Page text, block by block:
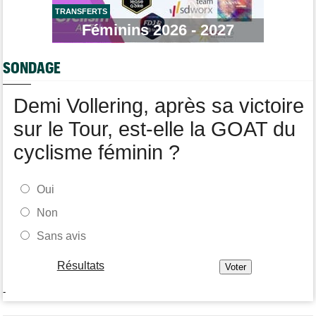
Les prochains défis de Pogi ? L'insatiable Tadej Pogacar...
Transfert
Lotto-Intermarché a fait passer pro trois jeunes de sa formation
Transfert
TRANSFERTS
Féminins 2026 - 2027
SONDAGE
Demi Vollering, après sa victoire
sur le Tour, est-elle la GOAT du
cyclisme féminin ?
Oui
Non
Sans avis
Résultats
-